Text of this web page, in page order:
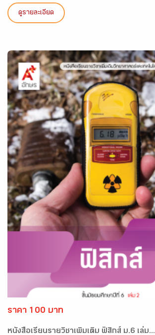
ดูรายละเอียด
ราคา 100 บาท
หนังสือเรียนรายวิชาเพิ่มเติม ฟิสิกส์ ม.6 เล่ม...